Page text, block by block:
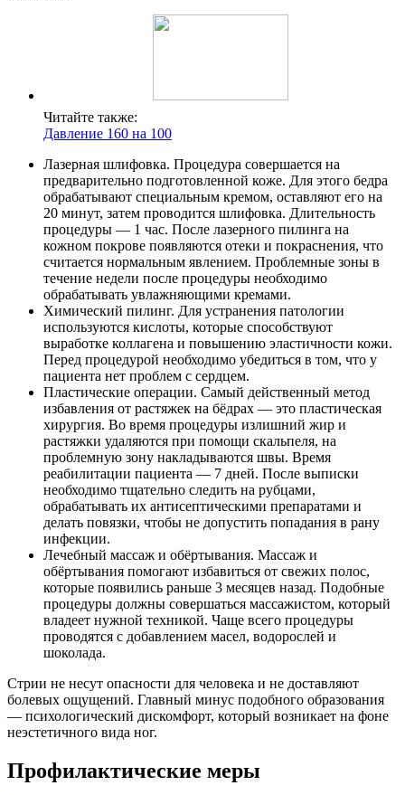
Читайте также:
Давление 160 на 100
Лазерная шлифовка. Процедура совершается на
предварительно подготовленной коже. Для этого бедра
обрабатывают специальным кремом, оставляют его на
20 минут, затем проводится шлифовка. Длительность
процедуры — 1 час. После лазерного пилинга на
кожном покрове появляются отеки и покраснения, что
считается нормальным явлением. Проблемные зоны в
течение недели после процедуры необходимо
обрабатывать увлажняющими кремами.
Химический пилинг. Для устранения патологии
используются кислоты, которые способствуют
выработке коллагена и повышению эластичности кожи.
Перед процедурой необходимо убедиться в том, что у
пациента нет проблем с сердцем.
Пластические операции. Самый действенный метод
избавления от растяжек на бёдрах — это пластическая
хирургия. Во время процедуры излишний жир и
растяжки удаляются при помощи скальпеля, на
проблемную зону накладываются швы. Время
реабилитации пациента — 7 дней. После выписки
необходимо тщательно следить на рубцами,
обрабатывать их антисептическими препаратами и
делать повязки, чтобы не допустить попадания в рану
инфекции.
Лечебный массаж и обёртывания. Массаж и
обёртывания помогают избавиться от свежих полос,
которые появились раньше 3 месяцев назад. Подобные
процедуры должны совершаться массажистом, который
владеет нужной техникой. Чаще всего процедуры
проводятся с добавлением масел, водорослей и
шоколада.
Стрии не несут опасности для человека и не доставляют
болевых ощущений. Главный минус подобного образования
— психологический дискомфорт, который возникает на фоне
неэстетичного вида ног.
Профилактические меры